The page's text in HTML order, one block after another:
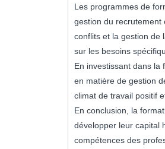
Les programmes de
gestion du recrutement
conflits et la gestion de
sur les besoins
En investissant dans la
en matière de gestion
climat de travail positif
En conclusion, la
développer leur capital
compétences des